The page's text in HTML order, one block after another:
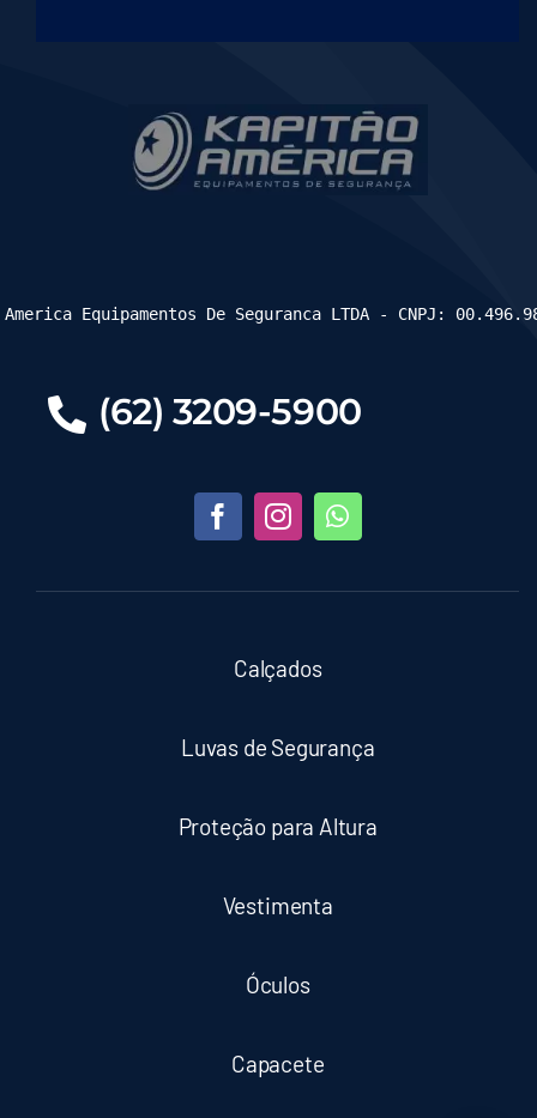
(62) 3209-5900
Calçados
Luvas de Segurança
Proteção para Altura
Vestimenta
Óculos
Capacete
Equipamentos De Seguranca LTDA - CNPJ: